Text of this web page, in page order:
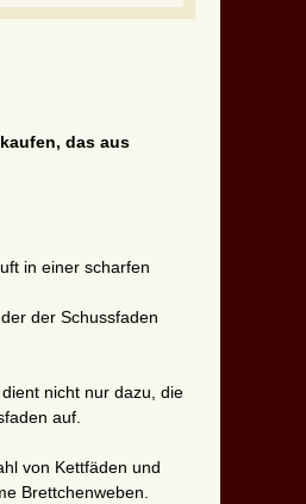
das aus
in einer scharfen
der Schussfaden
nicht nur dazu, die
auf.
von Kettfäden und
Brettchenweben.